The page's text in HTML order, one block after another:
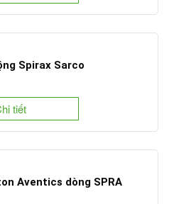
Spirax Sarco
tiết
Aventics dòng SPRA